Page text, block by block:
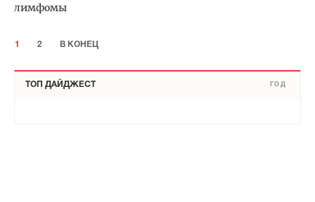
лимфомы
1 2 В КОНЕЦ
ТОП ДАЙДЖЕСТ ГОД